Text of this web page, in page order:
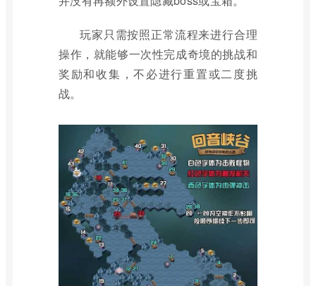
玩家只需按照正常流程来进行合理
操作，就能够一次性完成奇境的挑战和
奖励和收集，不必进行重置或二度挑
战。